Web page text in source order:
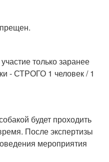
только заранее
- СТРОГО 1 человек / 1
будет проходить
После экспертизы
мероприятия